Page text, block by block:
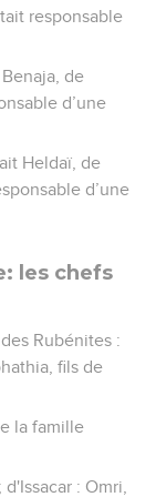
responsable
de
d’une
Heldaï, de
d’une
les chefs
Rubénites :
fils de
la famille
: Omri,